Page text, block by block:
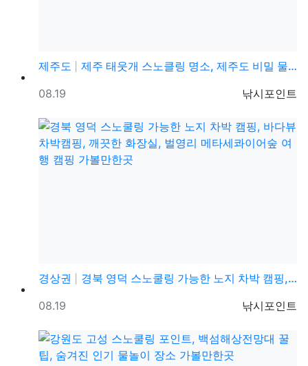
제주도
제주 태웃개 스노클링 명소, 제주도 비밀 물놀이 스팟 …
등록자
낚시포인트
등록일
08.19
경상권
경북 영덕 스노쿨링 가능한 노지 차박 캠핑, 바다뷰 차…
등록자
낚시포인트
등록일
08.19